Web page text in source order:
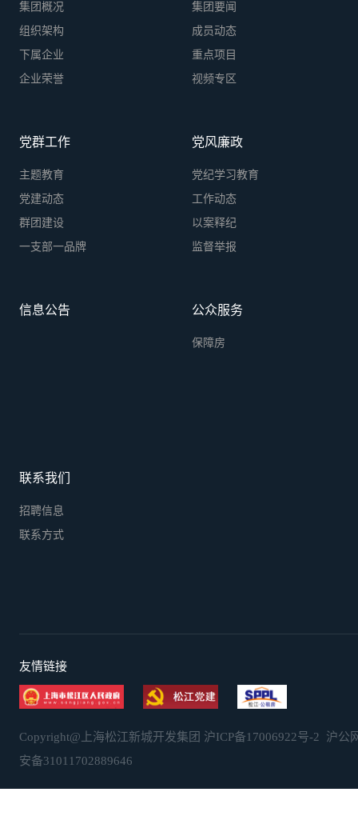
集团概况
组织架构
下属企业
企业荣誉
集团要闻
成员动态
重点项目
视频专区
党群工作
主题教育
党建动态
群团建设
一支部一品牌
党风廉政
党纪学习教育
工作动态
以案释纪
监督举报
信息公告 公众服务
保障房
联系我们
招聘信息
联系方式
友情链接
Copyright@上海松江新城开发集团 沪ICP备17006922号-2
沪公
安备31011702889646